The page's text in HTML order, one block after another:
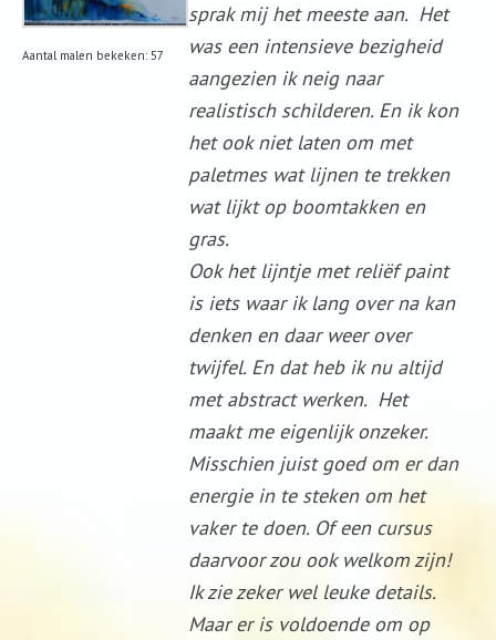
Aantal malen bekeken: 57
sprak mij het meeste aan. Het
was een intensieve bezigheid
aangezien ik neig naar
realistisch schilderen. En ik kon
het ook niet laten om met
paletmes wat lijnen te trekken
wat lijkt op boomtakken en
gras.
Ook het lijntje met reliëf paint
is iets waar ik lang over na kan
denken en daar weer over
twijfel. En dat heb ik nu altijd
met abstract werken. Het
maakt me eigenlijk onzeker.
Misschien juist goed om er dan
energie in te steken om het
vaker te doen. Of een cursus
daarvoor zou ook welkom zijn!
Ik zie zeker wel leuke details.
Maar er is voldoende om op